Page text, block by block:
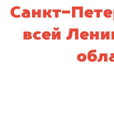
Санкт-
всей